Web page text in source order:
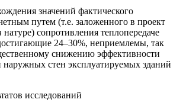
значений фактического
путем (т.е. заложенного в проект
натуре) сопротивления теплопередаче
24–30%, неприемлемы, так
снижению эффективности
наружных стен эксплуатируемых зданий
исследований